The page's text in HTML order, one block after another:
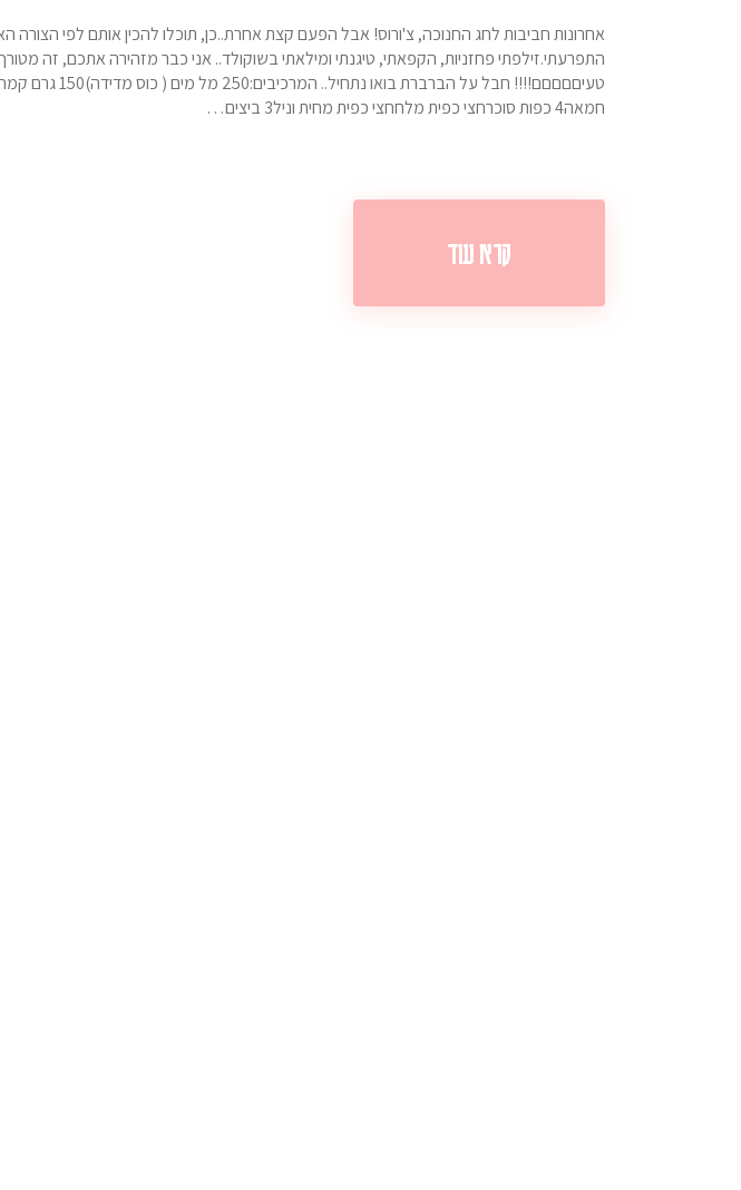
אחרונות חביבות לחג החנוכה, צ'ורוס! אבל הפעם קצת אחרת..כן, תוכלו להכין אותם לפי הצורה
התפרעתי.זילפתי פחזניות, הקפאתי, טיגנתי ומילאתי בשוקולד.. אני כבר מזהירה אתכם, זה
חמאה4 כפות סוכרחצי כפית מלחחצי כפית מחית וניל3 ביצים…
קרא עוד
לחם מחבת שהוא